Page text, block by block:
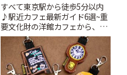
すべて東京駅から徒歩5分以内
♪駅近カフェ最新ガイド6選~重
要文化財の洋館カフェから、改
札すぐのレトロ喫茶まで~ | こと
りっぷ